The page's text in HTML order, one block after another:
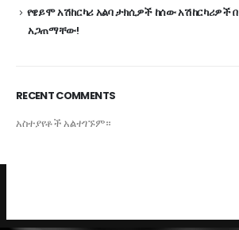
የዌይሞ አሽከርካሪ አልባ ታክሲዎች ከሰው አሽከርካሪዎች
አጋጠማቸው!
RECENT COMMENTS
አስተያየቶች አልተገኙም።